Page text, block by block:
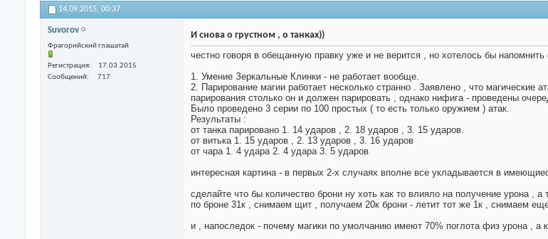
14.09.2015, 00:37
Suvorov
Фрагорийский глашатай
Регистрация
17.03.2015
Сообщений
717
И снова о грустном , о танках))
честно говоря в обещанную правку уже и не верится , но хотелось бы
1. Умение Зеркальные Клинки - не работает вообще.
2. Парирование магии работает несколько странно . Заявлено , что магические
парирования столько он и должен парировать , однако нифига - проведены
Было проведено 3 серии по 100 простых ( то есть только оружием ) атак.
Результаты :
от танка парировано 1. 14 ударов , 2. 18 ударов , 3. 15 ударов.
от витька 1. 15 ударов , 2. 13 ударов , 3. 16 ударов
от чара 1. 4 удара 2. 4 удара 3. 5 ударов
интересная картина - в первых 2-х случаях вполне все укладывается в
сделайте что бы количество брони ну хоть как то влияло на получение урона ,
по броне 31к , снимаем щит , получаем 20к брони - летит тот же 1к , снимаем
и , напоследок - почему магики по умолчанию имеют 70% поглота физ урона , а